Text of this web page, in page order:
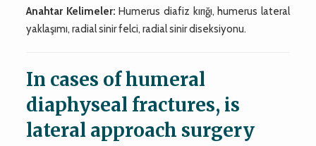
Anahtar Kelimeler: Humerus diafiz kırığı, humerus lateral
yaklaşımı, radial sinir felci, radial sinir diseksiyonu.
In cases of humeral
diaphyseal fractures, is
lateral approach surgery